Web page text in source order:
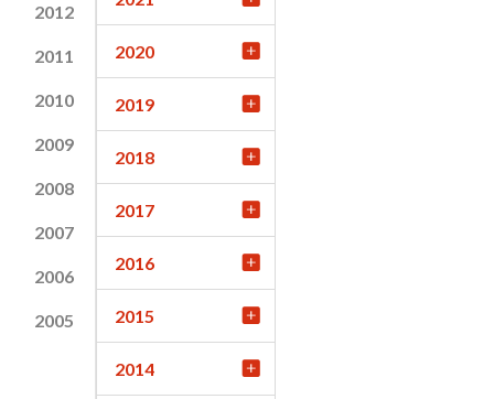
2012
2011
2010
2009
2008
2007
2006
2005
2020
2019
2018
2017
2016
2015
2014